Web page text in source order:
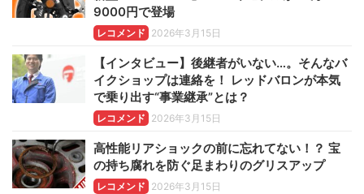
9000円で登場
レコメンド 2026年3月15日
【インタビュー】後継者がいない…。そんなバ
イクショップは連絡を！ レッドバロンが本気
で乗り出す“事業継承”とは？
レコメンド 2026年3月15日
高性能リアショックの前に忘れてない！？ 宝
の持ち腐れを防ぐ足まわりのグリスアップ
レコメンド 2026年3月15日